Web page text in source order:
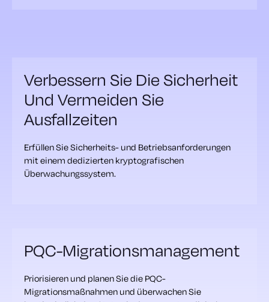
Verbessern Sie Die Sicherheit
Und Vermeiden Sie
Ausfallzeiten
Erfüllen Sie Sicherheits- und Betriebsanforderungen
mit einem dedizierten kryptografischen
Überwachungssystem.
PQC-Migrationsmanagement
Priorisieren und planen Sie die PQC-
Migrationsmaßnahmen und überwachen Sie